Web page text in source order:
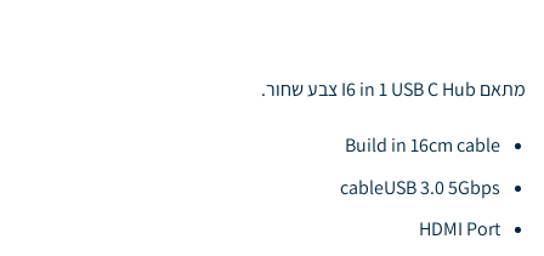
מתאם I6 in 1 USB C Hub צבע שחור.
Build in 16cm cable
cableUSB 3.0 5Gbps
HDMI Port